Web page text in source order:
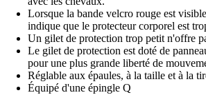
Lorsque la bande velcro rouge est
indique que le protecteur corporel est
Un gilet de protection trop petit n'offre
Le gilet de protection est doté de
pour une plus grande liberté de
Réglable aux épaules, à la taille et à la
Équipé d'une épingle Q